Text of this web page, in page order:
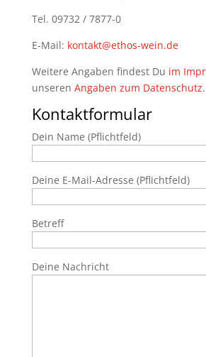
Tel. 09732 / 7877-0
E-Mail: kontakt@ethos-wein.de
Weitere Angaben findest Du im
unseren Angaben zum Datenschutz.
Kontaktformular
Dein Name (Pflichtfeld)
Deine E-Mail-Adresse (Pflichtfeld)
Betreff
Deine Nachricht